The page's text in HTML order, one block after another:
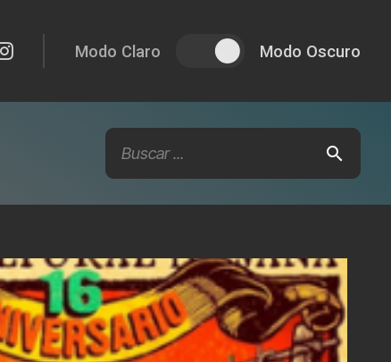
Modo Claro Modo Oscuro